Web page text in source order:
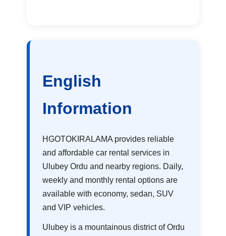
English
Information
HGOTOKIRALAMA provides reliable
and affordable car rental services in
Ulubey Ordu and nearby regions. Daily,
weekly and monthly rental options are
available with economy, sedan, SUV
and VIP vehicles.
Ulubey is a mountainous district of Ordu